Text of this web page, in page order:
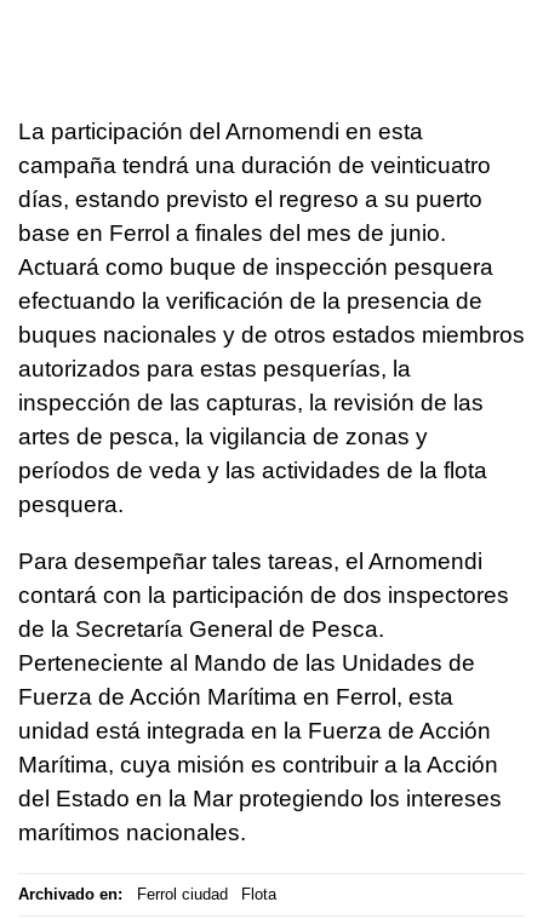
La participación del Arnomendi en esta
campaña tendrá una duración de veinticuatro
días, estando previsto el regreso a su puerto
base en Ferrol a finales del mes de junio.
Actuará como buque de inspección pesquera
efectuando la verificación de la presencia de
buques nacionales y de otros estados miembros
autorizados para estas pesquerías, la
inspección de las capturas, la revisión de las
artes de pesca, la vigilancia de zonas y
períodos de veda y las actividades de la flota
pesquera.
Para desempeñar tales tareas, el Arnomendi
contará con la participación de dos inspectores
de la Secretaría General de Pesca.
Perteneciente al Mando de las Unidades de
Fuerza de Acción Marítima en Ferrol, esta
unidad está integrada en la Fuerza de Acción
Marítima, cuya misión es contribuir a la Acción
del Estado en la Mar protegiendo los intereses
marítimos nacionales.
Archivado en: Ferrol ciudad Flota